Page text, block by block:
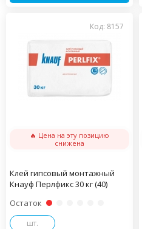
Код: 8157
🔥 Цена на эту позицию
снижена
Клей гипсовый монтажный
Кнауф Перлфикс 30 кг (40)
Остаток
шт.